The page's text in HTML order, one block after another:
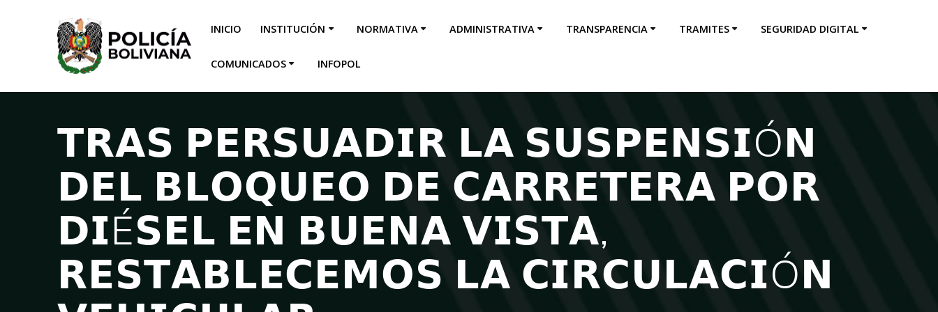
INICIO INSTITUCIÓN NORMATIVA ADMINISTRATIVA TRANSPARENCIA TRAMITES SEGURIDAD DIGITAL
COMUNICADOS INFOPOL
𝗧𝗥𝗔𝗦 𝗣𝗘𝗥𝗦𝗨𝗔𝗗𝗜𝗥 𝗟𝗔 𝗦𝗨𝗦𝗣𝗘𝗡𝗦𝗜Ó𝗡
𝗗𝗘𝗟 𝗕𝗟𝗢𝗤𝗨𝗘𝗢 𝗗𝗘 𝗖𝗔𝗥𝗥𝗘𝗧𝗘𝗥𝗔 𝗣𝗢𝗥
𝗗𝗜É𝗦𝗘𝗟 𝗘𝗡 𝗕𝗨𝗘𝗡𝗔 𝗩𝗜𝗦𝗧𝗔,
𝗥𝗘𝗦𝗧𝗔𝗕𝗟𝗘𝗖𝗘𝗠𝗢𝗦 𝗟𝗔 𝗖𝗜𝗥𝗖𝗨𝗟𝗔𝗖𝗜Ó𝗡